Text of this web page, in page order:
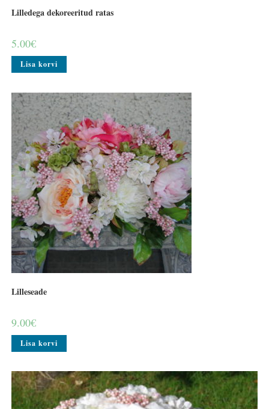
Lilledega dekoreeritud ratas
5.00€
Lisa korvi
Lilleseade
9.00€
Lisa korvi